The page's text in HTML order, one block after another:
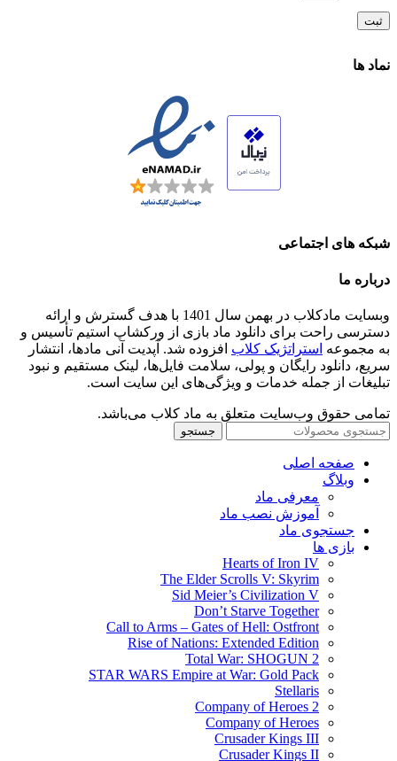
نماد ها
شبکه های اجتماعی
درباره ما
وبسایت مادکلاب در بهمن سال 1401 با هدف گسترش و ارائه
دسترسی راحت برای دانلود ماد بازی از ورکشاپ استیم تأسیس و
به مجموعه استراتژیک کلاب افزوده شد. آپدیت آنی مادها، انتشار
سریع، دانلود رایگان و پولی، سلامت فایل‌ها، لینک مستقیم و نبود
تبلیغات از جمله خدمات و ویژگی‌های این سایت است.
تمامی حقوق وب‌سایت متعلق به ماد کلاب می‌باشد.
جستجو
صفحه اصلی
وبلاگ
معرفی ماد
آموزش نصب ماد
جستجوی ماد
بازی ها
Hearts of Iron IV
The Elder Scrolls V: Skyrim
Sid Meier’s Civilization V
Don’t Starve Together
Call to Arms – Gates of Hell: Ostfront
Rise of Nations: Extended Edition
Total War: SHOGUN 2
STAR WARS Empire at War: Gold Pack
Stellaris
Company of Heroes 2
Company of Heroes
Crusader Kings III
Crusader Kings II